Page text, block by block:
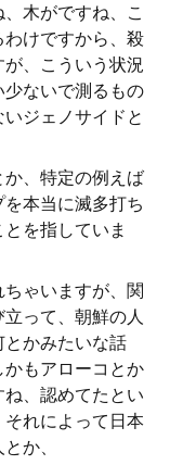
木がですね、こ
けですから、殺
、こういう状況
ないで測るもの
ジェノサイドと
、特定の例えば
本当に滅多打ち
を指していま
ゃいますが、関
って、朝鮮の人
かみたいな話
もアローコとか
、認めてたとい
れによって日本
か、